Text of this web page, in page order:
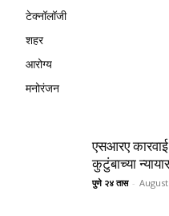
टेक्नॉलॉजी
शहर
आरोग्य
मनोरंजन
एसआरए
कुटुंबाच्या
पुणे २४ तास -